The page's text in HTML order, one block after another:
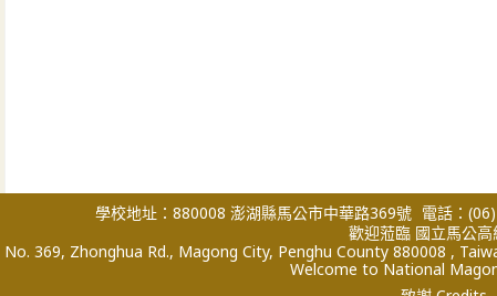
學校地址：880008 澎湖縣馬公市中華路369號 電話：
歡迎蒞臨 國立馬公高
No. 369, Zhonghua Rd., Magong City, Penghu County 880008 ,
Welcome to National